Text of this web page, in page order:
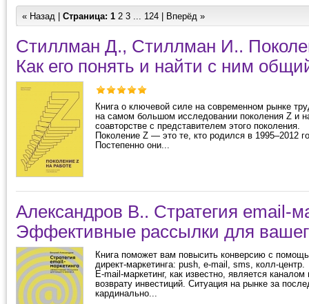
« Назад | Страница: 1 2 3 ... 124 Вперёд »
Стиллман Д., Стиллман И..
Как его понять и найти с ним
Книга о ключевой силе на современном рынке
на самом большом исследовании поколения Z и
соавторстве с представителем этого поколения.
Поколение Z — это те, кто родился в 1995–2012
Постепенно они...
Александров В.. Стратегия email-
Эффективные рассылки для
Книга поможет вам повысить конверсию с
директ-маркетинга: push, e-mail, sms, колл-центр.
E-mail-маркетинг, как известно, является
возврату инвестиций. Ситуация на рынке за
кардинально...